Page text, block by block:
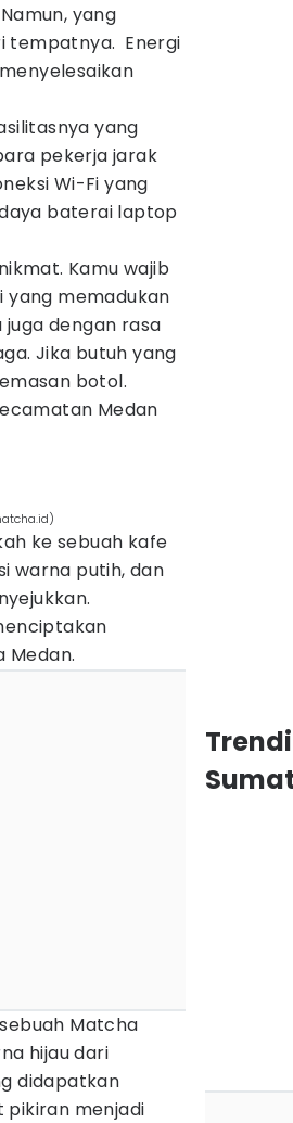
yang
tempatnya. Energi
yang
pekerja jarak
Wi-Fi yang
baterai laptop
Kamu wajib
memadukan
dengan rasa
Jika butuh yang
botol.
Medan
ke sebuah kafe
warna putih, dan
Medan.
Matcha
hijau dari
didapatkan
pikiran menjadi